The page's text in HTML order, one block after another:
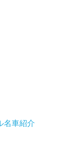
名車紹介